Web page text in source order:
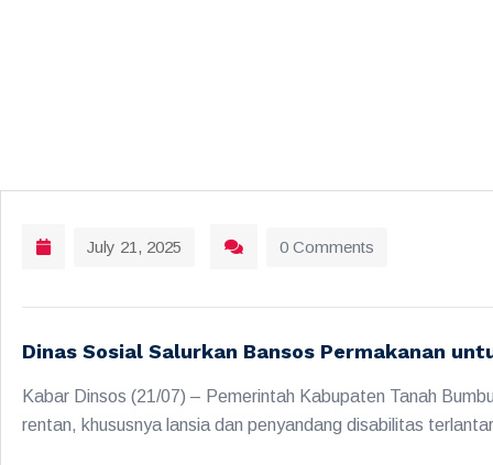
July 21, 2025 0 Comments
Dinas Sosial Salurkan Bansos Permakanan
Kabar Dinsos (21/07) – Pemerintah Kabupaten Tanah
rentan, khususnya lansia dan penyandang disabilitas